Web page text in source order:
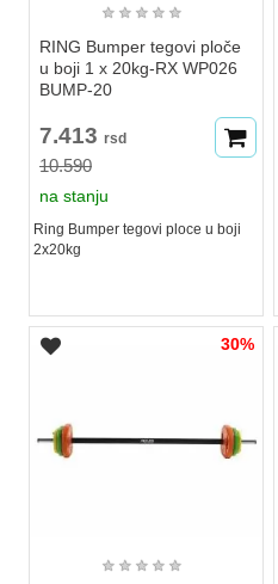
★ ★ ★ ★ ★
RING Bumper tegovi ploče
u boji 1 x 20kg-RX WP026
BUMP-20
7.413 rsd
10.590
na stanju
Ring Bumper tegovi ploce u boji
2x20kg
30%
★ ★ ★ ★ ★